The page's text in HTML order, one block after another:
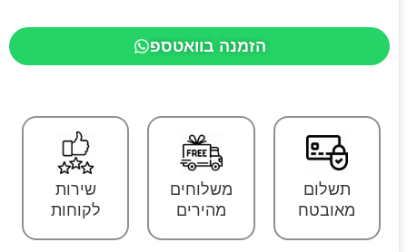
הזמנה בוואטספ
תשלום
מאובטח
משלוחים
מהירים
שירות
לקוחות